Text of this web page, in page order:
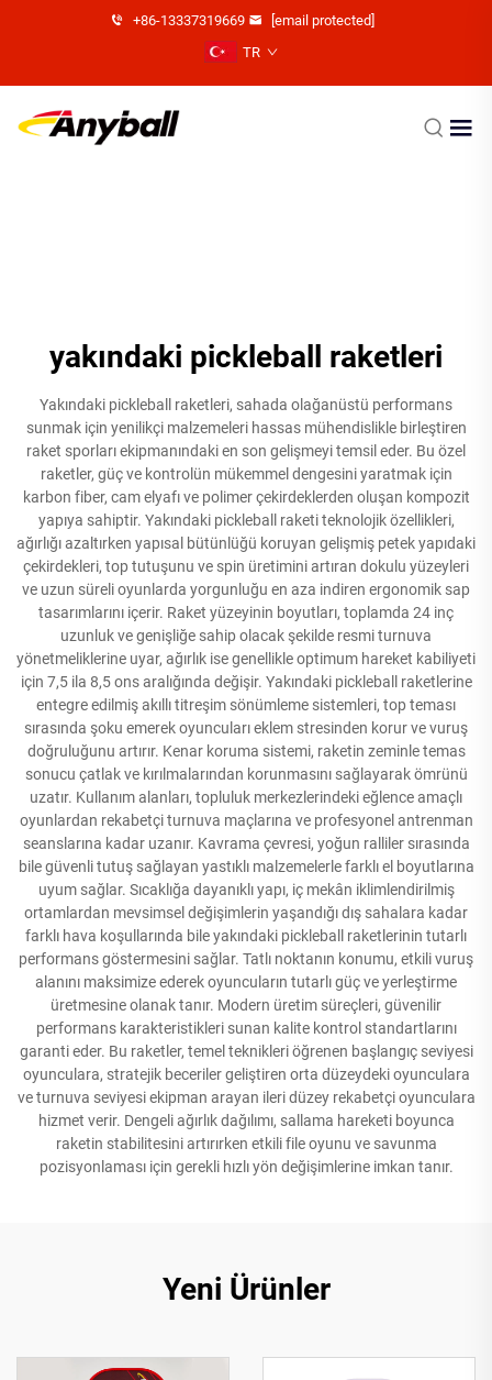
+86-13337319669
[email protected]
TR
yakındaki pickleball raketleri
Yakındaki pickleball raketleri, sahada olağanüstü performans
sunmak için yenilikçi malzemeleri hassas mühendislikle birleştiren
raket sporları ekipmanındaki en son gelişmeyi temsil eder. Bu özel
raketler, güç ve kontrolün mükemmel dengesini yaratmak için
karbon fiber, cam elyafı ve polimer çekirdeklerden oluşan kompozit
yapıya sahiptir. Yakındaki pickleball raketi teknolojik özellikleri,
ağırlığı azaltırken yapısal bütünlüğü koruyan gelişmiş petek yapıdaki
çekirdekleri, top tutuşunu ve spin üretimini artıran dokulu yüzeyleri
ve uzun süreli oyunlarda yorgunluğu en aza indiren ergonomik sap
tasarımlarını içerir. Raket yüzeyinin boyutları, toplamda 24 inç
uzunluk ve genişliğe sahip olacak şekilde resmi turnuva
yönetmeliklerine uyar, ağırlık ise genellikle optimum hareket kabiliyeti
için 7,5 ila 8,5 ons aralığında değişir. Yakındaki pickleball raketlerine
entegre edilmiş akıllı titreşim sönümleme sistemleri, top teması
sırasında şoku emerek oyuncuları eklem stresinden korur ve vuruş
doğruluğunu artırır. Kenar koruma sistemi, raketin zeminle temas
sonucu çatlak ve kırılmalarından korunmasını sağlayarak ömrünü
uzatır. Kullanım alanları, topluluk merkezlerindeki eğlence amaçlı
oyunlardan rekabetçi turnuva maçlarına ve profesyonel antrenman
seanslarına kadar uzanır. Kavrama çevresi, yoğun ralliler sırasında
bile güvenli tutuş sağlayan yastıklı malzemelerle farklı el boyutlarına
uyum sağlar. Sıcaklığa dayanıklı yapı, iç mekân iklimlendirilmiş
ortamlardan mevsimsel değişimlerin yaşandığı dış sahalara kadar
farklı hava koşullarında bile yakındaki pickleball raketlerinin tutarlı
performans göstermesini sağlar. Tatlı noktanın konumu, etkili vuruş
alanını maksimize ederek oyuncuların tutarlı güç ve yerleştirme
üretmesine olanak tanır. Modern üretim süreçleri, güvenilir
performans karakteristikleri sunan kalite kontrol standartlarını
garanti eder. Bu raketler, temel teknikleri öğrenen başlangıç seviyesi
oyunculara, stratejik beceriler geliştiren orta düzeydeki oyunculara
ve turnuva seviyesi ekipman arayan ileri düzey rekabetçi oyunculara
hizmet verir. Dengeli ağırlık dağılımı, sallama hareketi boyunca
raketin stabilitesini artırırken etkili file oyunu ve savunma
pozisyonlaması için gerekli hızlı yön değişimlerine imkan tanır.
Yeni Ürünler